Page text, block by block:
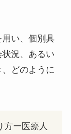
い、個別具
況、あるい
どのように
方ー医療人